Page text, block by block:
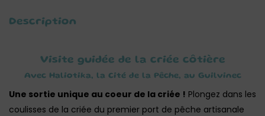
Description
Visite guidée de la criée côtière
Avec Haliotika, la Cité de la Pêche, au Guilvinec
Une sortie unique au coeur de la criée ! Plongez dans les
coulisses de la criée du premier port de pêche artisanale